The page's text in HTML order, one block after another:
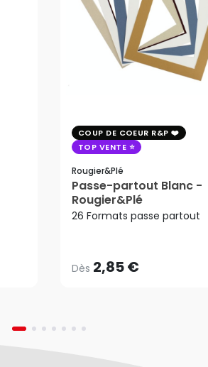
COUP DE COEUR R&P
TOP VENTE
Rougier&plé
Passe-partout Blanc -
Rougier&Plé
26 Formats passe partout
Dès 2,85 €
Dès2,85 €